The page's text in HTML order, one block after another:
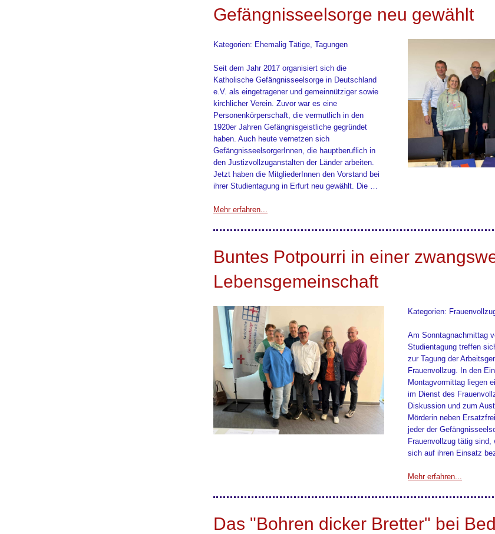
Gefängnisseelsorge neu gewählt
Kategorien: Ehemalig Tätige, Tagungen
Seit dem Jahr 2017 organisiert sich die
Katholische Gefängnisseelsorge in Deutschland
e.V. als eingetragener und gemeinnütziger sowie
kirchlicher Verein. Zuvor war es eine
Personenkörperschaft, die vermutlich in den
1920er Jahren Gefängnisgeistliche gegründet
haben. Auch heute vernetzen sich
GefängnisseelsorgerInnen, die hauptberuflich in
den Justizvollzuganstalten der Länder arbeiten.
Jetzt haben die MitgliederInnen den Vorstand bei
ihrer Studientagung in Erfurt neu gewählt. Die …
Mehr erfahren...
Buntes Potpourri in einer
Lebensgemeinschaft
Kategorien:
Am Sonntagnachmittag
Studientagung treffen
zur Tagung der
Frauenvollzug. In den
Montagvormittag liegen
im Dienst des
Diskussion und zum
Mörderin neben
jeder der
Frauenvollzug tätig
sich auf ihren Einsatz
Mehr erfahren...
Das "Bohren dicker Bretter" bei